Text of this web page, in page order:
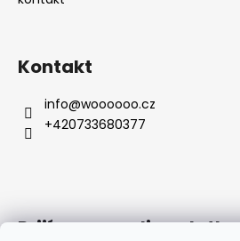
Kontakt
info@woooooo.cz
+420733680377
Prijímame online platby